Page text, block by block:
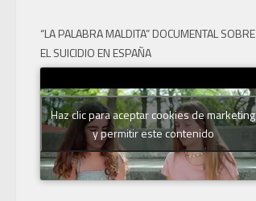
“LA PALABRA MALDITA” DOCUMENTAL SOBRE
EL SUICIDIO EN ESPAÑA
Haz clic para aceptar cookies de marketing
y permitir este contenido